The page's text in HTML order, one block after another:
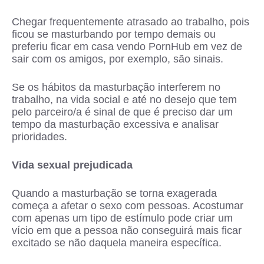
Chegar frequentemente atrasado ao trabalho, pois
ficou se masturbando por tempo demais ou
preferiu ficar em casa vendo PornHub em vez de
sair com os amigos, por exemplo, são sinais.
Se os hábitos da masturbação interferem no
trabalho, na vida social e até no desejo que tem
pelo parceiro/a é sinal de que é preciso dar um
tempo da masturbação excessiva e analisar
prioridades.
Vida sexual prejudicada
Quando a masturbação se torna exagerada
começa a afetar o sexo com pessoas. Acostumar
com apenas um tipo de estímulo pode criar um
vício em que a pessoa não conseguirá mais ficar
excitado se não daquela maneira específica.